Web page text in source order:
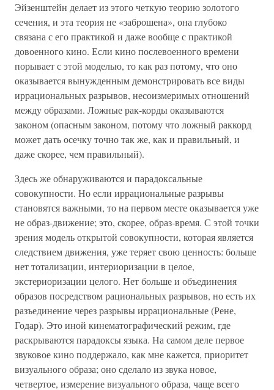
Эйзенштейн делает из этого четкую теорию золотого
сечения, и эта теория не «заброшена», она глубоко
связана с его практикой и даже вообще с практикой
довоенного кино. Если кино послевоенного времени
порывает с этой моделью, то как раз потому, что оно
оказывается вынужденным демонстрировать все виды
иррациональных разрывов, несоизмеримых отношений
между образами. Ложные рак-корды оказываются
законом (опасным законом, потому что ложный раккорд
может дать осечку точно так же, как и правильный, и
даже скорее, чем правильный).
Здесь же обнаруживаются и парадоксальные
совокупности. Но если иррациональные разрывы
становятся важными, то на первом месте оказывается уже
не образ-движение; это, скорее, образ-время. С этой точки
зрения модель открытой совокупности, которая является
следствием движения, уже теряет свою ценность: больше
нет тотализации, интериоризации в целое,
экстериоризации целого. Нет больше и объединения
образов посредством рациональных разрывов, но есть их
разъединение через разрывы иррациональные (Рене,
Годар). Это иной кинематографический режим, где
раскрываются парадоксы языка. На самом деле первое
звуковое кино поддержало, как мне кажется, приоритет
визуального образа; оно сделало из звука новое,
четвертое, измерение визуального образа, чаще всего